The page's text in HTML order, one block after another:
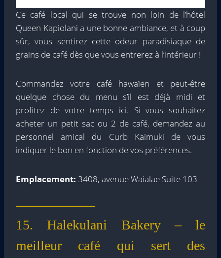
Ce café local qui se trouve non loin de l’hôtel
Queen Kapiolani a une bonne ambiance, et à coup
sûr, vous sentirez cette odeur paradisiaque de
grains de café dès que vous entrerez à l’intérieur !
Commandez votre café hawaïen et peut-être
quelque chose du menu s’il est déjà midi et
profitez de votre temps ici. Si vous souhaitez
acheter un petit sac ou 2 de café, demandez au
personnel amical du Curb Kaimuki de vous
indiquer le bon en fonction de vos préférences.
Emplacement: 3408, avenue Waialae Suite 103
15. Halekulani Bakery – le
meilleur café qui sert des